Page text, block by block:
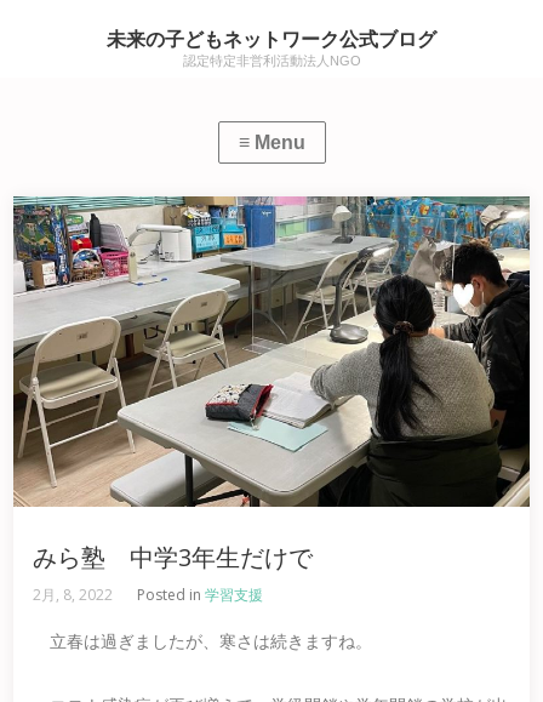
未来の子どもネットワーク公式ブログ
認定特定非営利活動法人NGO
みら塾 中学3年生だけで
2月, 8, 2022 Posted in学習支援
立春は過ぎましたが、寒さは続きますね。